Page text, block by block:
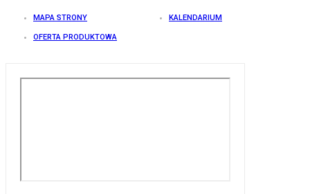
MAPA STRONY KALENDARIUM
OFERTA PRODUKTOWA